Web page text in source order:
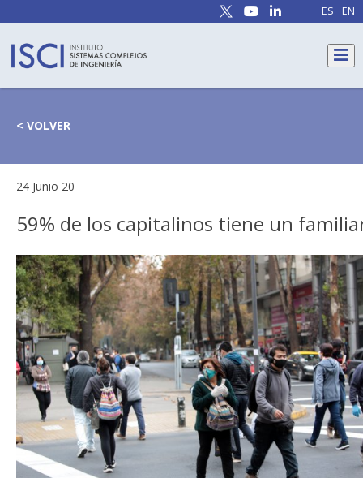
ES EN
< VOLVER
24 Junio 20
59% de los capitalinos tiene un